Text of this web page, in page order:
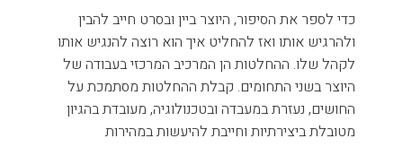
כדי לספר את הסיפור, היוצר ביין ובסרט חייב להבין
ולהרגיש אותו ואז להחליט איך הוא רוצה להנגיש אותו
לקהל שלו. ההחלטות הן המרכיב המרכזי בעבודה של
היוצר בשני התחומים. קבלת ההחלטות מסתמכת על
החושים, נעזרת במעבדה ובטכנולוגיה, מעובדת בהגיון
מטובלת ביצירתיות וחייבת להיעשות במהירות